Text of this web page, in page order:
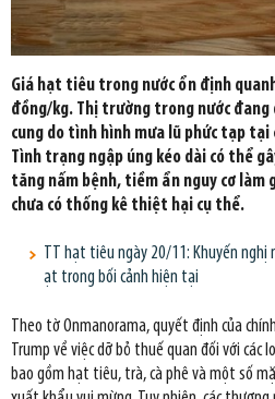
Giá hạt tiêu trong nước ổn định quanh
đồng/kg. Thị trường trong nước
cung do tình hình mưa lũ phức tạp
Tình trạng ngập úng kéo dài có thể
tăng nấm bệnh, tiềm ẩn nguy cơ làm
chưa có thống kê thiệt hại cụ thể.
TT hạt tiêu ngày 20/11: Khuyến
ạt trong bối cảnh hiện tại
Theo tờ Onmanorama, quyết định của
Trump về việc dỡ bỏ thuế quan đối với các
bao gồm hạt tiêu, trà, cà phê và một số